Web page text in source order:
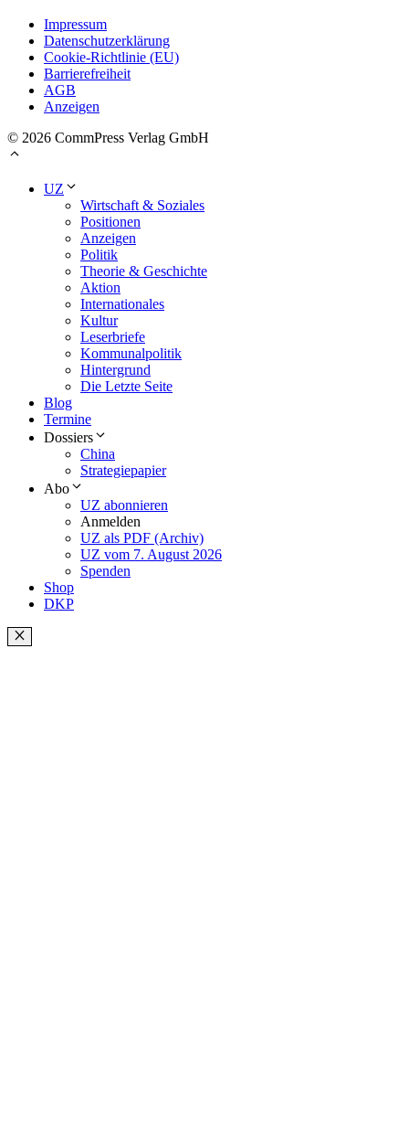
Impressum
Datenschutzerklärung
Cookie-Richtlinie (EU)
Barrierefreiheit
AGB
Anzeigen
© 2026 CommPress Verlag GmbH
UZ
Wirtschaft & Soziales
Positionen
Anzeigen
Politik
Theorie & Geschichte
Aktion
Internationales
Kultur
Leserbriefe
Kommunalpolitik
Hintergrund
Die Letzte Seite
Blog
Termine
Dossiers
China
Strategiepapier
Abo
UZ abonnieren
Anmelden
UZ als PDF (Archiv)
UZ vom 7. August 2026
Spenden
Shop
DKP
Schließen